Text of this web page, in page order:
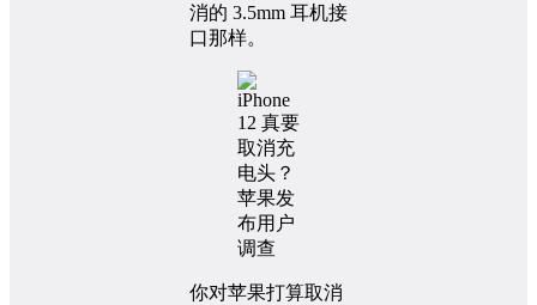
消的 3.5mm 耳机接
口那样。
你对苹果打算取消